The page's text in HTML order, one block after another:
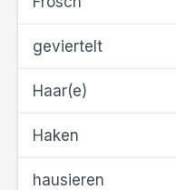
geviertelt
Haar(e)
Haken
hausieren